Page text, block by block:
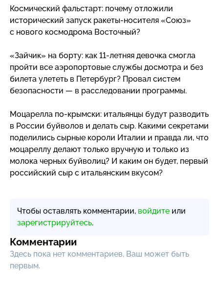
Космический фальстарт: почему отложили
исторический запуск ракеты-носителя «Союз»
с нового космодрома Восточный?
«Зайчик» на борту: как 11-летняя девочка смогла
пройти все аэропортовые службы досмотра и без
билета улететь в Петербург? Провал систем
безопасности — в расследовании программы.
Моцарелла по-крымски: итальянцы будут разводить
в России буйволов и делать сыр. Какими секретами
поделились сырные короли Италии и правда ли, что
моцареллу делают только вручную и только из
молока черных буйволиц? И каким он будет, первый
российский сыр с итальянским вкусом?
Чтобы оставлять комментарии, войдите или
зарегистрируйтесь.
Комментарии
Здесь пока нет комментариев, Ваш может быть
первым.